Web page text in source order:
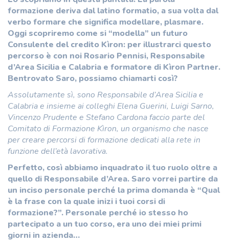
formazione deriva dal latino formatio, a sua volta dal
verbo formare che significa modellare, plasmare.
Oggi scopriremo come si “modella” un futuro
Consulente del credito Kìron: per illustrarci questo
percorso è con noi Rosario Pennisi, Responsabile
d’Area Sicilia e Calabria e formatore di Kìron Partner.
Bentrovato Saro, possiamo chiamarti così?
Assolutamente sì, sono Responsabile d’Area Sicilia e
Calabria e insieme ai colleghi Elena Guerini, Luigi Sarno,
Vincenzo Prudente e Stefano Cardona faccio parte del
Comitato di Formazione Kìron, un organismo che nasce
per creare percorsi di formazione dedicati alla rete in
funzione dell’età lavorativa.
Perfetto, così abbiamo inquadrato il tuo ruolo oltre a
quello di Responsabile d’Area. Saro vorrei partire da
un inciso personale perché la prima domanda è “Qual
è la frase con la quale inizi i tuoi corsi di
formazione?”. Personale perché io stesso ho
partecipato a un tuo corso, era uno dei miei primi
giorni in azienda…